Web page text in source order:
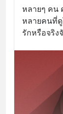
หลายๆ คน
หลายคนที่
รักหรือจริง